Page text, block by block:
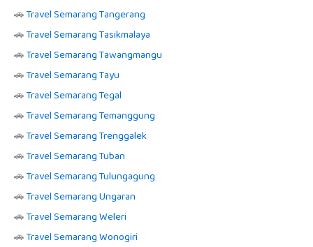
🚗Travel Semarang Tangerang
🚗Travel Semarang Tasikmalaya
🚗Travel Semarang Tawangmangu
🚗Travel Semarang Tayu
🚗Travel Semarang Tegal
🚗Travel Semarang Temanggung
🚗Travel Semarang Trenggalek
🚗Travel Semarang Tuban
🚗Travel Semarang Tulungagung
🚗Travel Semarang Ungaran
🚗Travel Semarang Weleri
🚗Travel Semarang Wonogiri